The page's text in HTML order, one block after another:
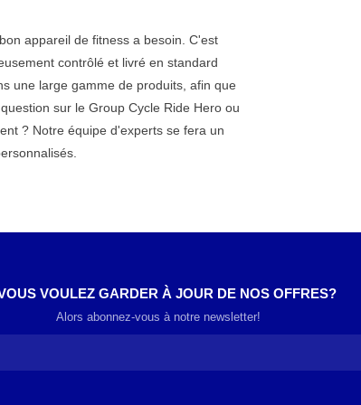
appareil de fitness a besoin. C'est
contrôlé et livré en standard
une large gamme de produits, afin que
sur le Group Cycle Ride Hero ou
? Notre équipe d'experts se fera un
VOULEZ GARDER À JOUR DE NOS OFFRES?
Alors abonnez-vous à notre newsletter!